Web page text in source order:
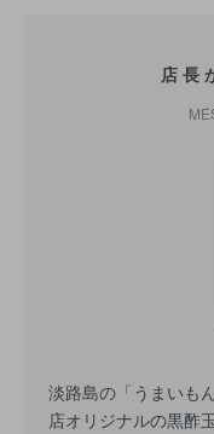
店長
淡路島の「うまいも
店オリジナルの黒酢